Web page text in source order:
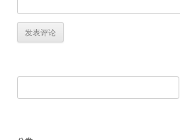
索：